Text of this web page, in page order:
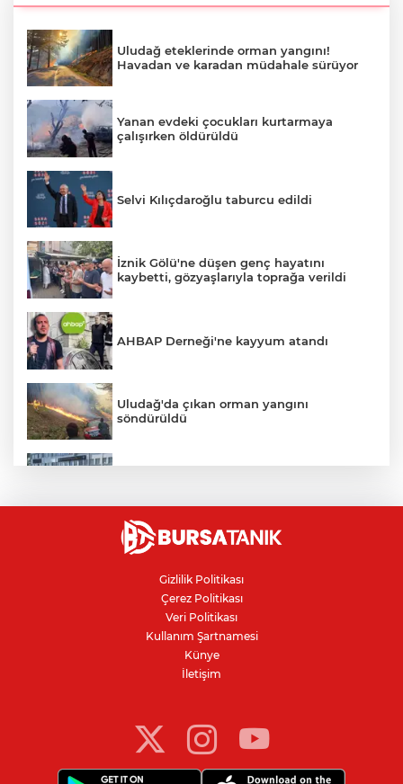
Uludağ eteklerinde orman yangını!
Havadan ve karadan müdahale sürüyor
Yanan evdeki çocukları kurtarmaya
çalışırken öldürüldü
Selvi Kılıçdaroğlu taburcu edildi
İznik Gölü'ne düşen genç hayatını
kaybetti, gözyaşlarıyla toprağa verildi
AHBAP Derneği'ne kayyum atandı
Uludağ'da çıkan orman yangını
söndürüldü
Avcılar Belediye Başkanı hakkında
tahliye kararı
Bursa'da yolcu otobüsünün çarptığı
kadın ağır yaralandı
Bursaspor'da 2026-2027 sezonu forma
Gizlilik Politikası
Çerez Politikası
Veri Politikası
Kullanım Şartnamesi
Künye
İletişim